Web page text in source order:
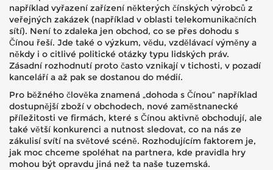
například vyřazení zařízení některých čínských výrobců z
veřejných zakázek (například v oblasti telekomunikačních
sítí). Není to zdaleka jen obchod, co se přes dohodu s
Čínou řeší. Jde také o výzkum, vědu, vzdělávací výměny a
někdy i o citlivé politické otázky typu lidských práv.
Zásadní rozhodnutí proto často vznikají v tichosti, v pozadí
kanceláří a až pak se dostanou do médií.
Pro běžného člověka znamená „dohoda s Čínou“ například
dostupnější zboží v obchodech, nové zaměstnanecké
příležitosti ve firmách, které s Čínou aktivně obchodují, ale
také větší konkurenci a nutnost sledovat, co na nás ze
zákulisí svítí na světové scéně. Rozhodujícím faktorem je,
jak moc chceme spoléhat na partnera, kde pravidla hry
mohou být opravdu jiná než ta naše tuzemská.